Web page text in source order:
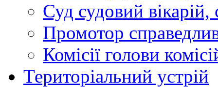
Суд судовий вікарій,
Промотор
Комісії голови
Територіальний устрій